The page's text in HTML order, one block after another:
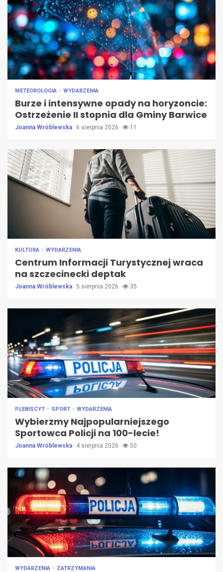
METEOROLOGIA WYDARZENIA
Burze i intensywne opady na horyzoncie:
Ostrzeżenie II stopnia dla Gminy Barwice
Joanna Wróblewska 6 sierpnia 2026 11
KULTURA WYDARZENIA
Centrum Informacji Turystycznej wraca
na szczecinecki deptak
Joanna Wróblewska 5 sierpnia 2026 35
PLEBISCYT SPORT WYDARZENIA
Wybierzmy Najpopularniejszego
Sportowca Policji na 100-lecie!
Joanna Wróblewska 4 sierpnia 2026 50
WYDARZENIA ZATRZYMANIA